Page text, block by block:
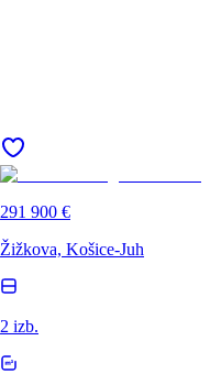
291 900 €
Žižkova, Košice-Juh
2 izb.